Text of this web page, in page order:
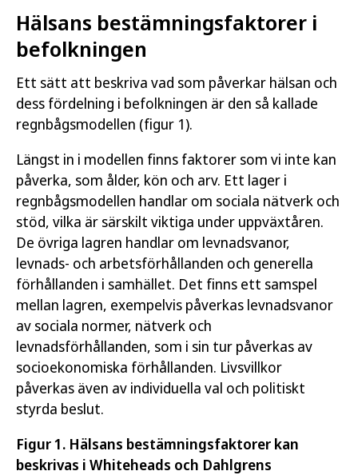
Hälsans bestämningsfaktorer i
befolkningen
Ett sätt att beskriva vad som påverkar hälsan och
dess fördelning i befolkningen är den så kallade
regnbågsmodellen (figur 1).
Längst in i modellen finns faktorer som vi inte kan
påverka, som ålder, kön och arv. Ett lager i
regnbågsmodellen handlar om sociala nätverk och
stöd, vilka är särskilt viktiga under uppväxtåren.
De övriga lagren handlar om levnadsvanor,
levnads- och arbetsförhållanden och generella
förhållanden i samhället. Det finns ett samspel
mellan lagren, exempelvis påverkas levnadsvanor
av sociala normer, nätverk och
levnadsförhållanden, som i sin tur påverkas av
socioekonomiska förhållanden. Livsvillkor
påverkas även av individuella val och politiskt
styrda beslut.
Figur 1. Hälsans bestämningsfaktorer kan
beskrivas i Whiteheads och Dahlgrens